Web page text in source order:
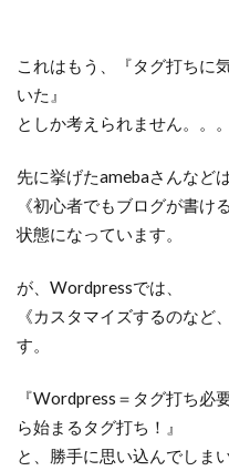
これはもう、『タグ打ちに
いた』
としか考えられません。。。
先に挙げたamebaさんなどは
《初心者でもブログが書け
状態になっています。
が、Wordpressでは、
《カスタマイズするのなど
す。
『Wordpress＝タグ打ち必
ら始まるタグ打ち！』
と、勝手に思い込んでしま